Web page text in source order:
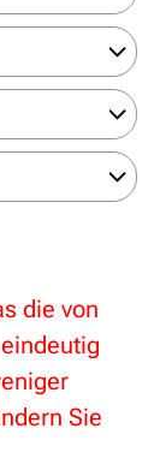
die von
Sie